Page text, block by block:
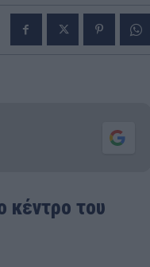
κέντρο του